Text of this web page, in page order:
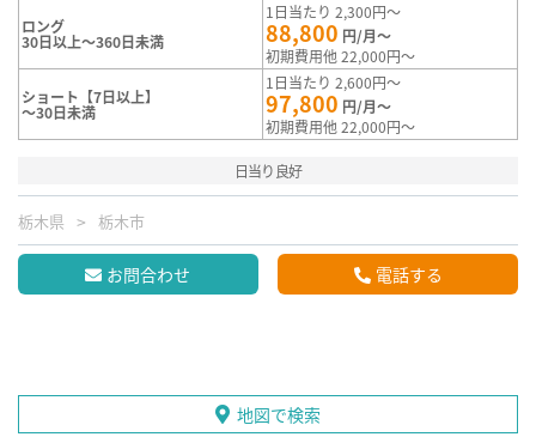
ロング
30日以上～360日未満
1日当たり 2,300円～
88,800 円/月～
初期費用他 22,000円～
ショート【7日以上】
～30日未満
1日当たり 2,600円～
97,800 円/月～
初期費用他 22,000円～
日当り良好
栃木県 栃木市
お問合わせ 電話する
地図で検索